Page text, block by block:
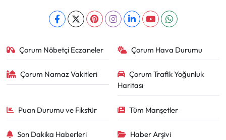
Çorum Nöbetçi Eczaneler Çorum Hava Durumu
Çorum Namaz Vakitleri
Çorum Trafik Yoğunluk
Haritası
Puan Durumu ve Fikstür Tüm Manşetler
Son Dakika Haberleri Haber Arşivi